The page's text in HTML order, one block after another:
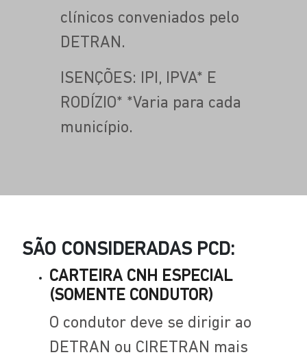
clínicos conveniados pelo
DETRAN.
ISENÇÕES: IPI, IPVA* E
RODÍZIO* *Varia para cada
município.
SÃO CONSIDERADAS PCD:
CARTEIRA CNH ESPECIAL
(SOMENTE CONDUTOR)
O condutor deve se dirigir ao
DETRAN ou CIRETRAN mais